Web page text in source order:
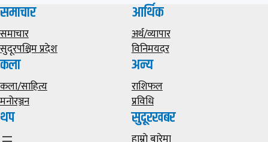
समाचार
समाचार
सुदूरपश्चिम प्रदेश
आर्थिक
अर्थ/व्यापार
विनिमयदर
कला
कला/साहित्य
मनोरञ्जन
अन्य
राशिफल
प्रविधि
थप सुदूरखबर